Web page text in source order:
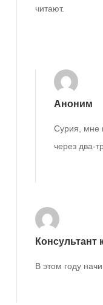
читают.
Аноним
Сурия, мне
через два-
Консультант
В этом году